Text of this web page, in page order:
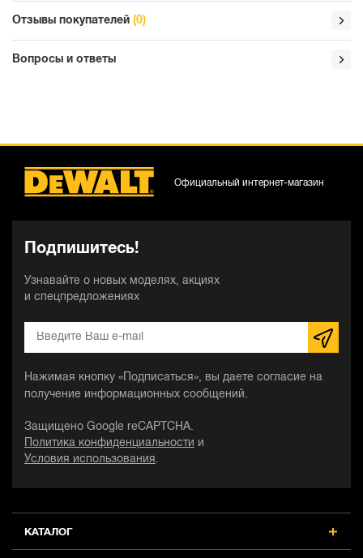
Отзывы покупателей (0)
Вопросы и ответы
КАТАЛОГ
Подпишитесь!
Узнавайте о новых моделях, акциях
и спецпредложениях
Нажимая кнопку «Подписаться», вы даете согласие на
получение информационных сообщений.
Защищено Google reCAPTCHA.
Политика конфиденциальности
и
Условия использования .
Официальный интернет-магазин